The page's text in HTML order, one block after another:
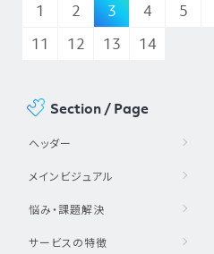
Section / Page
ヘッダー
メインビジュアル
悩み・課題解決
サービスの特徴
1 2 3 4 5
11
12 13 14